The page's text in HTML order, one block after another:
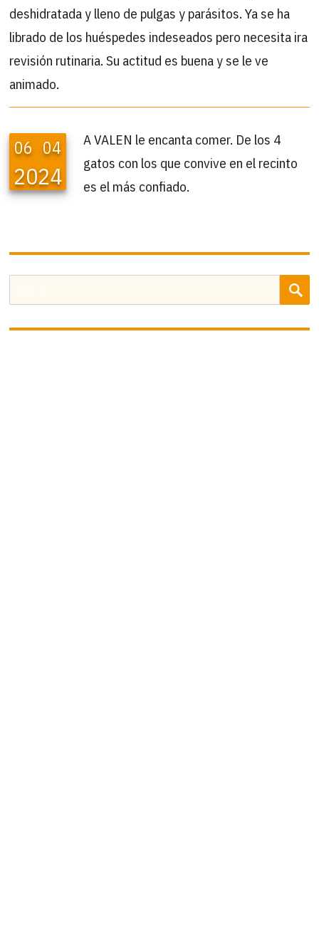
deshidratada y lleno de pulgas y parásitos. Ya se ha
librado de los huéspedes indeseados pero necesita ira
revisión rutinaria. Su actitud es buena y se le ve
animado.
06 04
2024
A VALEN le encanta comer. De los 4
gatos con los que convive en el recinto
es el más confiado.
por: